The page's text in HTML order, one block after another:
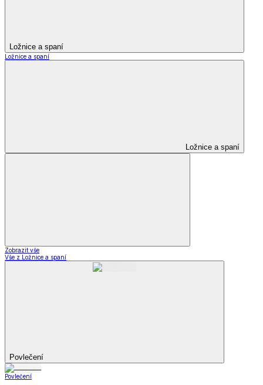
Ložnice a spaní
Ložnice a spaní
Ložnice a spaní
Zobrazit vše
Vše z Ložnice a spaní
Povlečení
Povlečení